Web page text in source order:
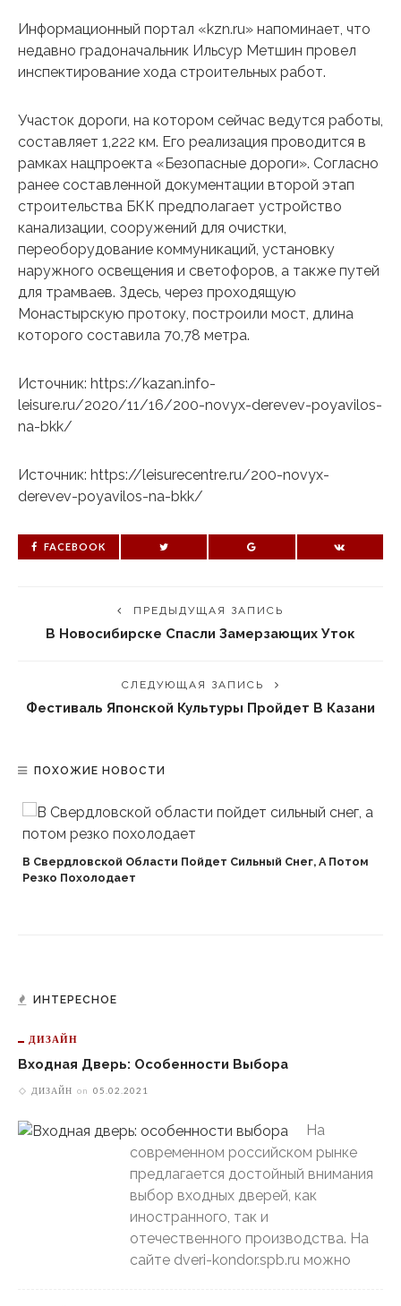
Информационный портал «kzn.ru» напоминает, что
недавно градоначальник Ильсур Метшин провел
инспектирование хода строительных работ.
Участок дороги, на котором сейчас ведутся работы,
составляет 1,222 км. Его реализация проводится в
рамках нацпроекта «Безопасные дороги». Согласно
ранее составленной документации второй этап
строительства БКК предполагает устройство
канализации, сооружений для очистки,
переоборудование коммуникаций, установку
наружного освещения и светофоров, а также путей
для трамваев. Здесь, через проходящую
Монастырскую протоку, построили мост, длина
которого составила 70,78 метра.
Источник: https://kazan.info-
leisure.ru/2020/11/16/200-novyx-derevev-poyavilos-
na-bkk/
Источник: https://leisurecentre.ru/200-novyx-
derevev-poyavilos-na-bkk/
FACEBOOK
ПРЕДЫДУЩАЯ ЗАПИСЬ
В Новосибирске Спасли Замерзающих Уток
СЛЕДУЮЩАЯ ЗАПИСЬ
Фестиваль Японской Культуры Пройдет В Казани
ПОХОЖИЕ НОВОСТИ
В Свердловской Области Пойдет Сильный Снег, А Потом
Резко Похолодает
ИНТЕРЕСНОЕ
ДИЗАЙН
Входная Дверь: Особенности Выбора
ДИЗАЙН on 05.02.2021
На
современном российском рынке
предлагается достойный внимания
выбор входных дверей, как
иностранного, так и
отечественного производства. На
сайте dveri-kondor.spb.ru можно